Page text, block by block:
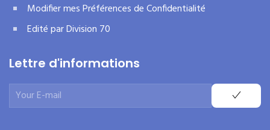
Modifier mes Préférences de Confidentialité
Edité par Division 70
Lettre d'informations